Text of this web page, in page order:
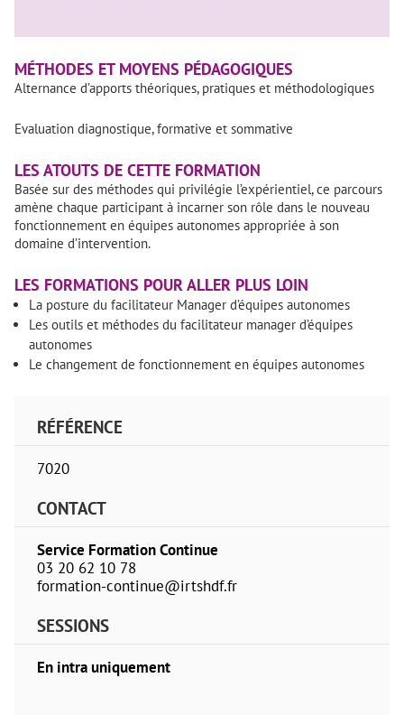
MÉTHODES ET MOYENS PÉDAGOGIQUES
Alternance d’apports théoriques, pratiques et méthodologiques
Evaluation diagnostique, formative et sommative
LES ATOUTS DE CETTE FORMATION
Basée sur des méthodes qui privilégie l’expérientiel, ce parcours
amène chaque participant à incarner son rôle dans le nouveau
fonctionnement en équipes autonomes appropriée à son
domaine d’intervention.
LES FORMATIONS POUR ALLER PLUS LOIN
La posture du facilitateur Manager d’équipes autonomes
Les outils et méthodes du facilitateur manager d’équipes
autonomes
Le changement de fonctionnement en équipes autonomes
RÉFÉRENCE
7020
CONTACT
Service Formation Continue
03 20 62 10 78
formation-continue@irtshdf.fr
SESSIONS
En intra uniquement